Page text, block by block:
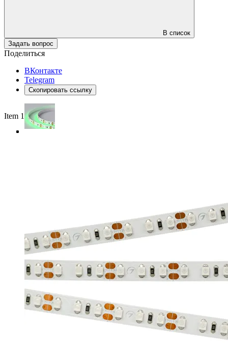
В список
Задать вопрос
Поделиться
ВКонтакте
Telegram
Скопировать ссылку
Item 1 of 4